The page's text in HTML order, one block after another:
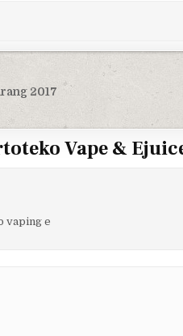
2017
Vape &
vaping e